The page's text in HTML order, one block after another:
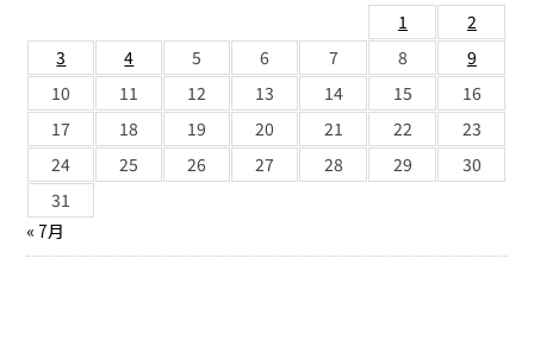
1
2
3
4 5 6 7 8
9
10
11 12 13 14 15
16
17
18 19 20 21 22
23
24
25 26 27 28 29
30
31
« 7月